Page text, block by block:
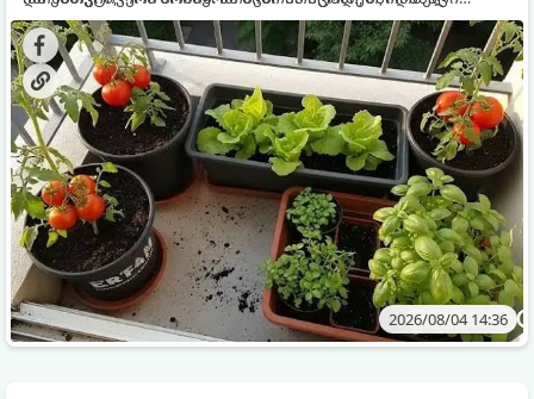
ყოველდღიურად ახალ, არომატულ მწვანილსა და
ბოსტნეულს მოკრეფთ.
კულტურები ეგუებიან ქოთნის პირობებს ყველაზე კარგად
და როგორ მოუაროთ მათ სწორად.
2026/08/04 14:36